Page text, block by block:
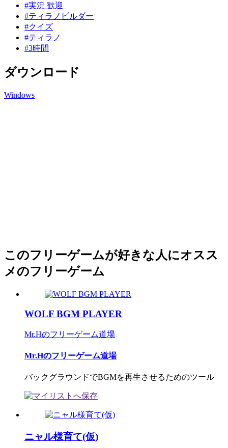
#実況 歓迎
#ティラノビルダー
#クイズ
#ティラノ
#3時間
ダウンロード
Windows
このフリーゲームが好きな人にオスス
メのフリーゲーム
WOLF BGM PLAYER
Mr.Hのフリーゲーム道場
Mr.Hのフリーゲーム道場
バックグラウンドでBGMを再生させるためのツール
ニャル様育て(仮)